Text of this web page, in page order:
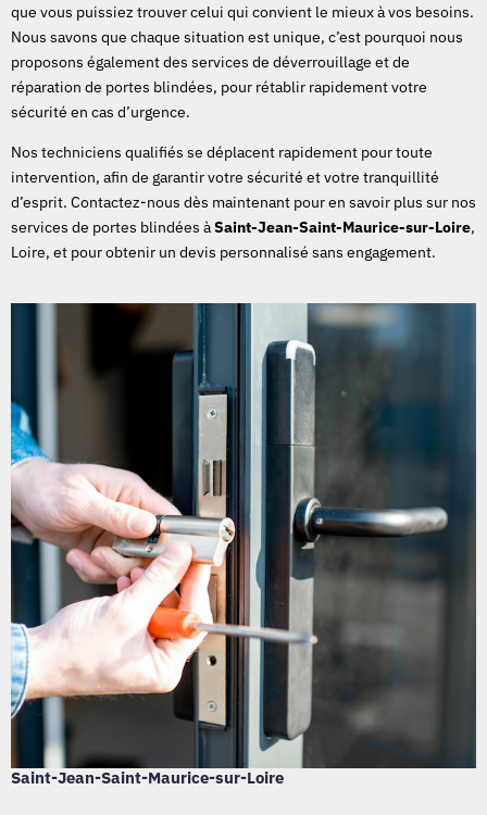
que vous puissiez trouver celui qui convient le mieux à vos besoins.
Nous savons que chaque situation est unique, c’est pourquoi nous
proposons également des services de déverrouillage et de
réparation de portes blindées, pour rétablir rapidement votre
sécurité en cas d’urgence.
Nos techniciens qualifiés se déplacent rapidement pour toute
intervention, afin de garantir votre sécurité et votre tranquillité
d’esprit. Contactez-nous dès maintenant pour en savoir plus sur nos
services de portes blindées àSaint-Jean-Saint-Maurice-sur-Loire,
Loire, et pour obtenir un devis personnalisé sans engagement.
Saint-Jean-Saint-Maurice-sur-Loire